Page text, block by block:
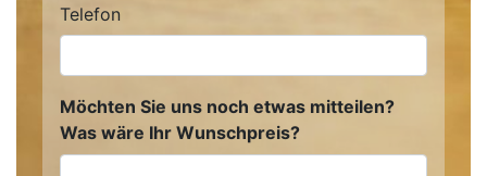
Telefon
Möchten Sie uns noch etwas mitteilen?
Was wäre Ihr Wunschpreis?